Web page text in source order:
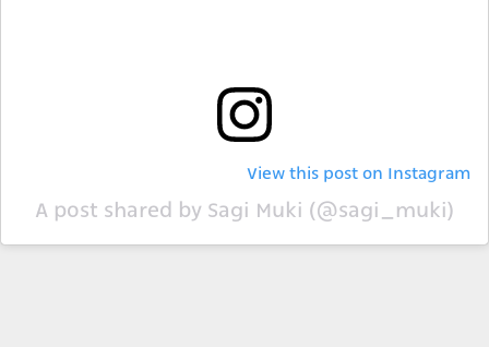
View this post on Instagram
A post shared by Sagi Muki (@sagi_muki)